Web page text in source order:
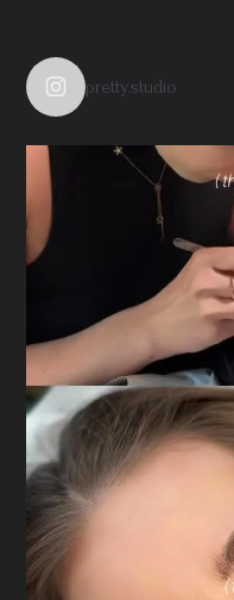
pretty.studio